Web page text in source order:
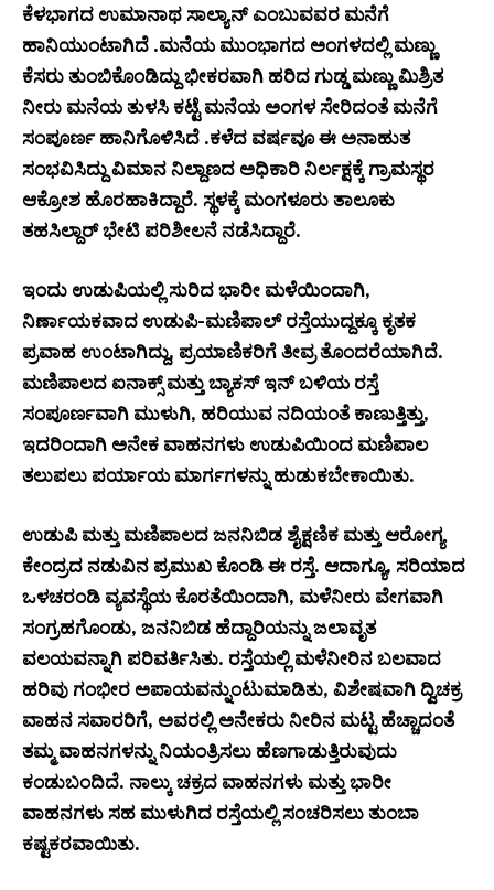
ಕೆಳಭಾಗದ ಉಮಾನಾಥ ಸಾಲ್ಯಾನ್ ಎಂಬುವವರ ಮನೆಗೆ
ಹಾನಿಯುಂಟಾಗಿದೆ .ಮನೆಯ ಮುಂಭಾಗದ ಅಂಗಳದಲ್ಲಿ ಮಣ್ಣು
ಕೆಸರು ತುಂಬಿಕೊಂಡಿದ್ದು ಭೀಕರವಾಗಿ ಹರಿದ ಗುಡ್ಡ ಮಣ್ಣು ಮಿಶ್ರಿತ
ನೀರು ಮನೆಯ ತುಳಸಿ ಕಟ್ಟೆ ಮನೆಯ ಅಂಗಳ ಸೇರಿದಂತೆ ಮನೆಗೆ
ಸಂಪೂರ್ಣ ಹಾನಿಗೊಳಿಸಿದೆ .ಕಳೆದ ವರ್ಷವೂ ಈ ಅನಾಹುತ
ಸಂಭವಿಸಿದ್ದು ವಿಮಾನ ನಿಲ್ದಾಣದ ಅಧಿಕಾರಿ ನಿರ್ಲಕ್ಷಕ್ಕೆ ಗ್ರಾಮಸ್ಥರ
ಆಕ್ರೋಶ ಹೊರಹಾಕಿದ್ದಾರೆ. ಸ್ಥಳಕ್ಕೆ ಮಂಗಳೂರು ತಾಲೂಕು
ತಹಸಿಲ್ದಾರ್ ಭೇಟಿ ಪರಿಶೀಲನೆ ನಡೆಸಿದ್ದಾರೆ.
ಇಂದು ಉಡುಪಿಯಲ್ಲಿ ಸುರಿದ ಭಾರೀ ಮಳೆಯಿಂದಾಗಿ,
ನಿರ್ಣಾಯಕವಾದ ಉಡುಪಿ-ಮಣಿಪಾಲ್ ರಸ್ತೆಯುದ್ದಕ್ಕೂ ಕೃತಕ
ಪ್ರವಾಹ ಉಂಟಾಗಿದ್ದು, ಪ್ರಯಾಣಿಕರಿಗೆ ತೀವ್ರ ತೊಂದರೆಯಾಗಿದೆ.
ಮಣಿಪಾಲದ ಐನಾಕ್ಸ್ ಮತ್ತು ಬ್ಯಾಕಸ್ ಇನ್ ಬಳಿಯ ರಸ್ತೆ
ಸಂಪೂರ್ಣವಾಗಿ ಮುಳುಗಿ, ಹರಿಯುವ ನದಿಯಂತೆ ಕಾಣುತ್ತಿತ್ತು,
ಇದರಿಂದಾಗಿ ಅನೇಕ ವಾಹನಗಳು ಉಡುಪಿಯಿಂದ ಮಣಿಪಾಲ
ತಲುಪಲು ಪರ್ಯಾಯ ಮಾರ್ಗಗಳನ್ನು ಹುಡುಕಬೇಕಾಯಿತು.
ಉಡುಪಿ ಮತ್ತು ಮಣಿಪಾಲದ ಜನನಿಬಿಡ ಶೈಕ್ಷಣಿಕ ಮತ್ತು ಆರೋಗ್ಯ
ಕೇಂದ್ರದ ನಡುವಿನ ಪ್ರಮುಖ ಕೊಂಡಿ ಈ ರಸ್ತೆ. ಆದಾಗ್ಯೂ, ಸರಿಯಾದ
ಒಳಚರಂಡಿ ವ್ಯವಸ್ಥೆಯ ಕೊರತೆಯಿಂದಾಗಿ, ಮಳೆನೀರು ವೇಗವಾಗಿ
ಸಂಗ್ರಹಗೊಂಡು, ಜನನಿಬಿಡ ಹೆದ್ದಾರಿಯನ್ನು ಜಲಾವೃತ
ವಲಯವನ್ನಾಗಿ ಪರಿವರ್ತಿಸಿತು. ರಸ್ತೆಯಲ್ಲಿ ಮಳೆನೀರಿನ ಬಲವಾದ
ಹರಿವು ಗಂಭೀರ ಅಪಾಯವನ್ನುಂಟುಮಾಡಿತು, ವಿಶೇಷವಾಗಿ ದ್ವಿಚಕ್ರ
ವಾಹನ ಸವಾರರಿಗೆ, ಅವರಲ್ಲಿ ಅನೇಕರು ನೀರಿನ ಮಟ್ಟ ಹೆಚ್ಚಾದಂತೆ
ತಮ್ಮ ವಾಹನಗಳನ್ನು ನಿಯಂತ್ರಿಸಲು ಹೆಣಗಾಡುತ್ತಿರುವುದು
ಕಂಡುಬಂದಿದೆ. ನಾಲ್ಕು ಚಕ್ರದ ವಾಹನಗಳು ಮತ್ತು ಭಾರೀ
ವಾಹನಗಳು ಸಹ ಮುಳುಗಿದ ರಸ್ತೆಯಲ್ಲಿ ಸಂಚರಿಸಲು ತುಂಬಾ
ಕಷ್ಟಕರವಾಯಿತು.